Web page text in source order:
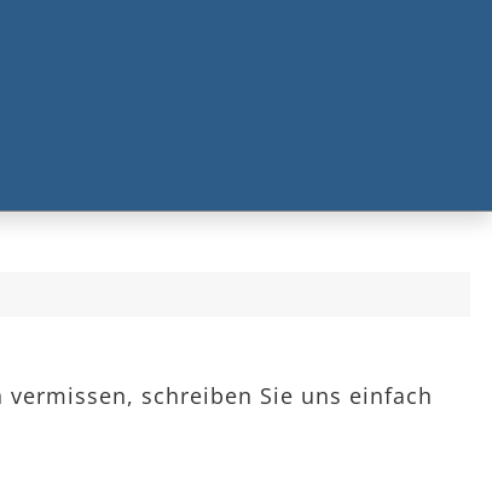
schreiben Sie uns einfach